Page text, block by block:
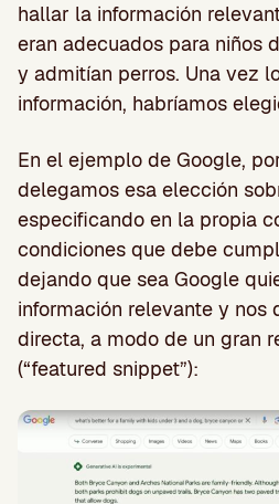
hallar la información
eran adecuados para niños
y admitían perros. Una vez
información, habríamos
En el ejemplo de Google,
delegamos esa elección
especificando en la propia
condiciones que debe
dejando que sea Google
información relevante y nos
directa, a modo de un gran
(“featured snippet”):